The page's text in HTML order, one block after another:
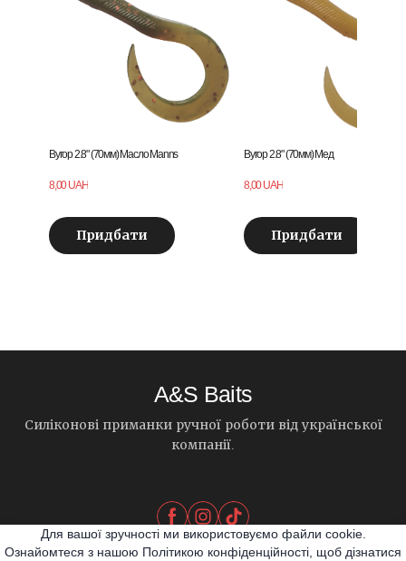
Вугор 2.8" (70мм) Масло Manns
8,00 UAH
Придбати
Вугор 2.8" (70мм) Мед
8,00 UAH
Придбати
A&S Baits
Силіконові приманки ручної роботи від української
компанії.
Для вашої зручності ми використовуємо файли cookie.
Ознайомтеся з нашою Політикою конфіденційності, щоб дізнатися